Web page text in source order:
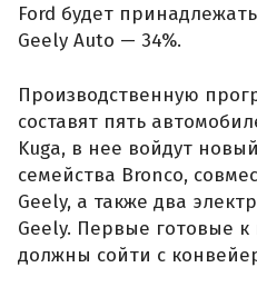
Ford будет
Geely Auto — 34%.
Производственную
составят пять
Kuga, в нее войдут
семейства Bronco,
Geely, а также два
Geely. Первые готовые
должны сойти с